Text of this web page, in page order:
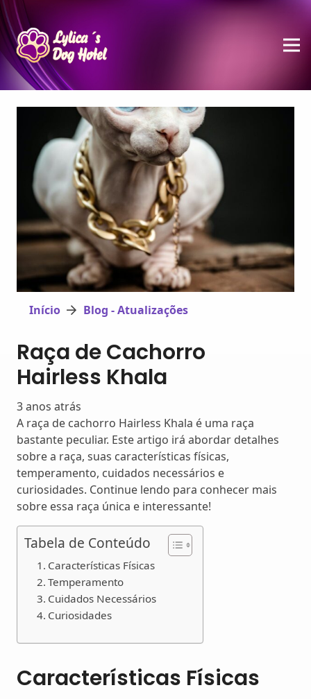
Início Blog - Atualizações
Raça de Cachorro
Hairless Khala
3 anos atrás
A raça de cachorro Hairless Khala é uma raça
bastante peculiar. Este artigo irá abordar detalhes
sobre a raça, suas características físicas,
temperamento, cuidados necessários e
curiosidades. Continue lendo para conhecer mais
sobre essa raça única e interessante!
Tabela de Conteúdo
Características Físicas
Temperamento
Cuidados Necessários
Curiosidades
Características Físicas